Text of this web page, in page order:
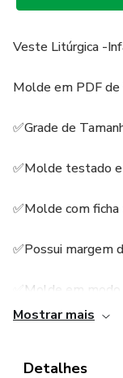
Veste Litúrgica -
Molde em PDF de
✅Grade de
✅Molde testado
✅Molde com ficha
✅Possui margem
✅Molde em
comum.
994310038
Mostrar mais
Detalhes